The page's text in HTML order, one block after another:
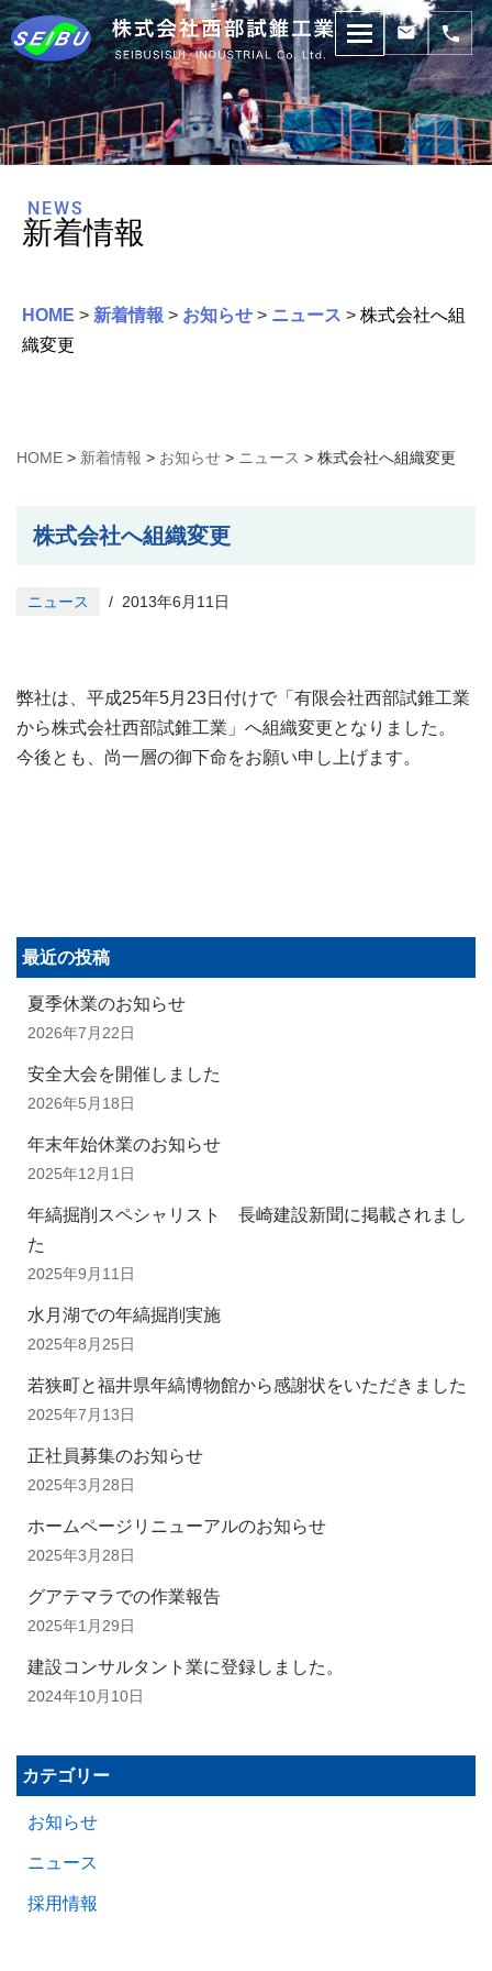
コ
ン
テ
ン
へ
ス
NEWS
新着情報
HOME > 新着情報 > お知らせ > ニュース > 株式会社へ組
織変更
HOME > 新着情報 > お知らせ > ニュース > 株式会社へ組織変更
株式会社へ組織変更
ニュース 2013年6月11日
弊社は、平成25年5月23日付けで「有限会社西部試錐工業
から株式会社西部試錐工業」へ組織変更となりました。
今後とも、尚一層の御下命をお願い申し上げます。
最近の投稿
夏季休業のお知らせ
2026年7月22日
安全大会を開催しました
2026年5月18日
年末年始休業のお知らせ
2025年12月1日
年縞掘削スペシャリスト 長崎建設新聞に掲載されまし
た
2025年9月11日
水月湖での年縞掘削実施
2025年8月25日
若狭町と福井県年縞博物館から感謝状をいただきました
2025年7月13日
正社員募集のお知らせ
2025年3月28日
ホームページリニューアルのお知らせ
2025年3月28日
グアテマラでの作業報告
2025年1月29日
建設コンサルタント業に登録しました。
2024年10月10日
カテゴリー
お知らせ
ニュース
採用情報